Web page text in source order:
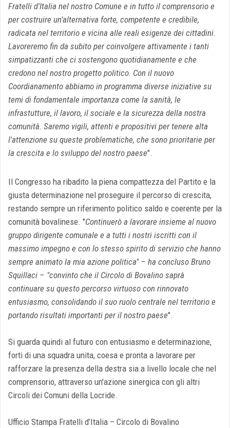
Fratelli d'Italia nel nostro Comune e in tutto il comprensorio e
per costruire un’alternativa forte, competente e credibile,
radicata nel territorio e vicina alle reali esigenze dei cittadini.
Lavoreremo fin da subito per coinvolgere attivamente i tanti
simpatizzanti che ci sostengono quotidianamente e che
credono nel nostro progetto politico. Con il nuovo
Coordianamento abbiamo in programma diverse iniziative su
temi di fondamentale importanza come la sanità, le
infrastutture, il lavoro, il sociale e la sicurezza della nostra
comunità. Saremo vigili, attenti e propositivi per tenere alta
l'attenzione su queste problematiche, che sono prioritarie per
la crescita e lo sviluppo del nostro paese".
Il Congresso ha ribadito la piena compattezza del Partito e la
giusta determinazione nel proseguire il percorso di crescita,
restando sempre un riferimento politico saldo e coerente per la
comunità bovalinese. "Continuerò a lavorare insieme al nuovo
gruppo dirigente comunale e a tutti i nostri iscritti con il
massimo impegno e con lo stesso spirito di servizio che hanno
sempre animato la mia azione politica" – ha concluso Bruno
Squillaci – "convinto che il Circolo di Bovalino saprà
continuare su questo percorso virtuoso con rinnovato
entusiasmo, consolidando il suo ruolo centrale nel territorio e
portando risultati importanti per il nostro paese".
Si guarda quindi al futuro con entusiasmo e determinazione,
forti di una squadra unita, coesa e pronta a lavorare per
rafforzare la presenza della destra sia a livello locale che nel
comprensorio, attraverso un'azione sinergica con gli altri
Circoli dei Comuni della Locride.
Ufficio Stampa Fratelli d’Italia – Circolo di Bovalino